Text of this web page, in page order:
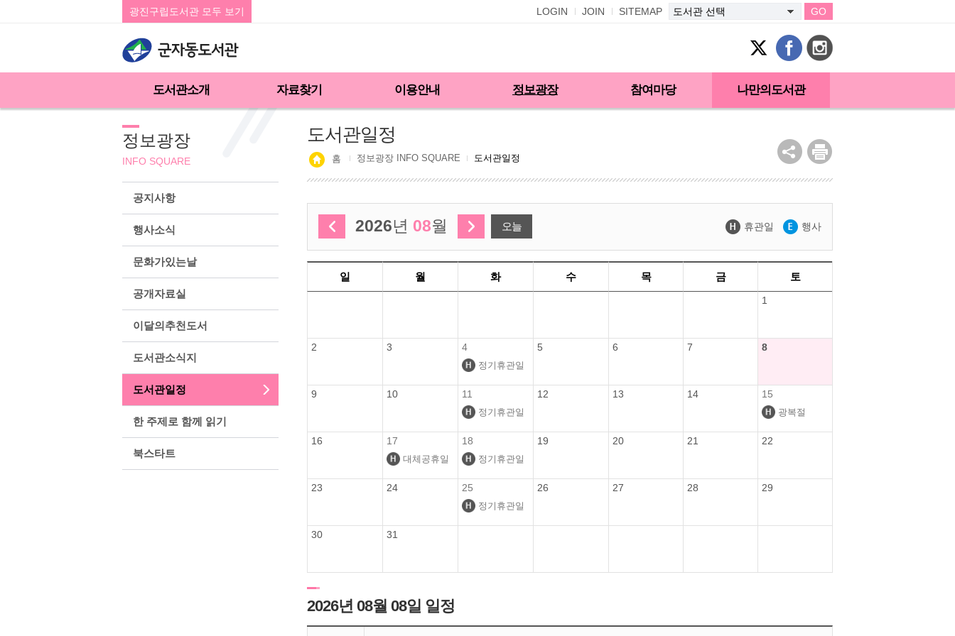
광진구립도서관 모두 보기 LOGIN JOIN SITEMAP GO
도서관소개 자료찾기 이용안내 정보광장 참여마당 나만의도서관
정보광장
INFO SQUARE
공지사항
행사소식
문화가있는날
공개자료실
이달의추천도서
도서관소식지
도서관일정
한 주제로 함께 읽기
북스타트
도서관일정
홈 정보광장 INFO SQUARE 도서관일정
2026년 08월 오늘 휴관일 행사
일 월 화 수 목 금 토
1
2 3 4
정기휴관일
5 6 7 8
9 10 11
정기휴관일
12 13 14 15
광복절
16 17
대체공휴일
18
정기휴관일
19 20 21 22
23 24 25
정기휴관일
26 27 28 29
30 31
2026년 08월 08일 일정